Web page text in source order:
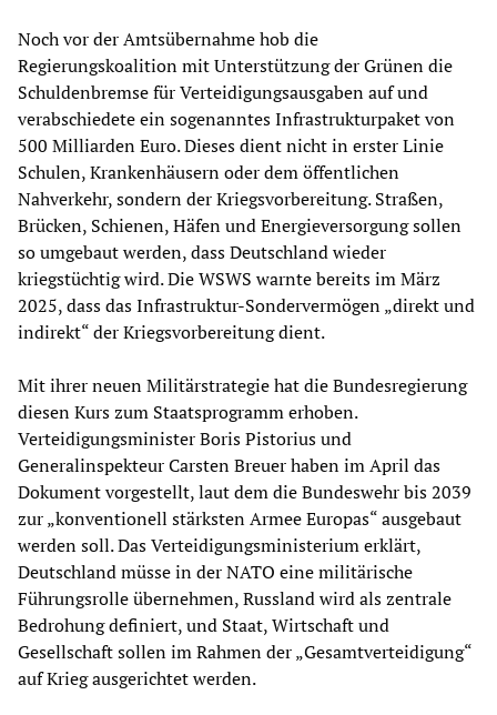
Noch vor der Amtsübernahme hob die
Regierungskoalition mit Unterstützung der Grünen die
Schuldenbremse für Verteidigungsausgaben auf und
verabschiedete ein sogenanntes Infrastrukturpaket von
500 Milliarden Euro. Dieses dient nicht in erster Linie
Schulen, Krankenhäusern oder dem öffentlichen
Nahverkehr, sondern der Kriegsvorbereitung. Straßen,
Brücken, Schienen, Häfen und Energieversorgung sollen
so umgebaut werden, dass Deutschland wieder
kriegstüchtig wird. Die WSWS warnte bereits im März
2025, dass das Infrastruktur-Sondervermögen „direkt und
indirekt“ der Kriegsvorbereitung dient.
Mit ihrer neuen Militärstrategie hat die Bundesregierung
diesen Kurs zum Staatsprogramm erhoben.
Verteidigungsminister Boris Pistorius und
Generalinspekteur Carsten Breuer haben im April das
Dokument vorgestellt, laut dem die Bundeswehr bis 2039
zur „konventionell stärksten Armee Europas“ ausgebaut
werden soll. Das Verteidigungsministerium erklärt,
Deutschland müsse in der NATO eine militärische
Führungsrolle übernehmen, Russland wird als zentrale
Bedrohung definiert, und Staat, Wirtschaft und
Gesellschaft sollen im Rahmen der „Gesamtverteidigung“
auf Krieg ausgerichtet werden.